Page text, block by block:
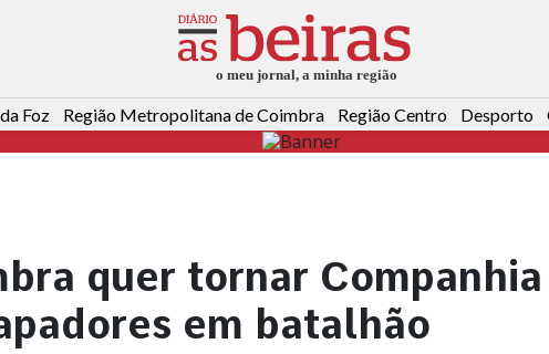
Foz Região Metropolitana de Coimbra Região Centro Desporto
quer tornar Companhia
em batalhão